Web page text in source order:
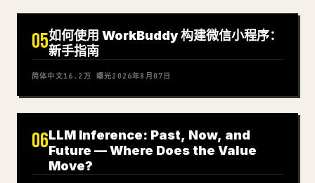
05如何使用 WorkBuddy 构建微信小程序：
新手指南
简体中文16.2万 曝光2026年8月07日
06LLM Inference: Past, Now, and
Future — Where Does the Value
Move?